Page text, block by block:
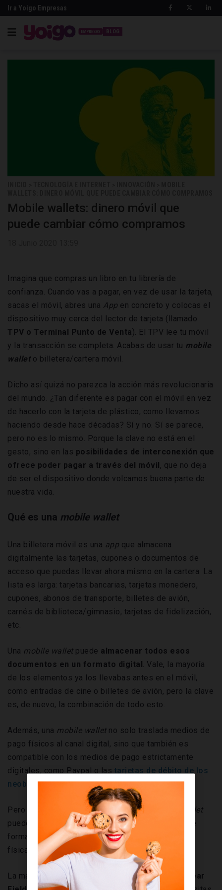
Ir a Yoigo Empresas
BLOG
Mobile wallets: dinero móvil que
puede cambiar cómo compramos
Imagina que compras un libro en tu librería de
confianza. Cuando vas a pagar, en vez de usar la tarjeta,
sacas el móvil, abres una App en concreto y colocas el
dispositivo muy cerca del lector de tarjeta (llamado
TPV o Terminal Punto de Venta). El TPV lee tu móvil
y la transacción se completa. Acabas de usar tu mobile
walleto billetera/cartera móvil.
Dicho así quizá no parezca la acción más revolucionaria
del mundo. ¿Tan diferente es pagar con el móvil en vez
de hacerlo con la tarjeta de plástico, como llevamos
haciendo desde hace décadas? Sí y no. Sí se parece,
pero no es lo mismo. Porque la clave no está en el
gesto, sino en las posibilidades de interconexión que
ofrece poder pagar a través del móvil, que no deja
de ser el dispositivo donde volcamos buena parte de
nuestra vida.
Qué es una mobile wallet
Una billetera móvil es una app que almacena
digitalmente las tarjetas, cupones o documentos de
acceso que puedas llevar ahora mismo en la cartera. La
lista es larga: tarjetas bancarias, tarjetas monedero,
cupones, abonos de transporte, billetes de avión,
carnés de biblioteca/gimnasio, tarjetas de fidelización,
etc.
Una mobile wallet puede almacenar todos esos
documentos en un formato digital. Vale, la mayoría
de los elementos ya los llevabas antes en el móvil,
como entradas de cine o billetes de avión, pero la clave
es, de nuevo, la combinación de todo esto.
Además, una mobile wallet no solo traslada medios de
pago físicos al canal digital, sino que también es
compatible con los medios de pago estrictamente
digitales, como Paypal o las tarjetas de débito de los
neobancos.
Pero hay un punto crucial más. Con una
mobile wallet
puedes
asociar a laappa tu cuenta bancaria
, de
forma que puedes pagar como si tuvieras la tarjeta
física. Esto sí es nuevo. ¿Cómo funciona?
La mayoría de los móviles utilizan la tecnología
Near